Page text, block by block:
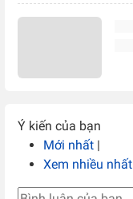
Ý kiến của bạn
Mới nhất |
Xem nhiều nhất